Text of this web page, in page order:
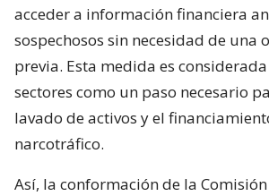
acceder a información financiera
sospechosos sin necesidad de una
previa. Esta medida es
sectores como un paso necesario
lavado de activos y el
narcotráfico.
Así, la conformación de la